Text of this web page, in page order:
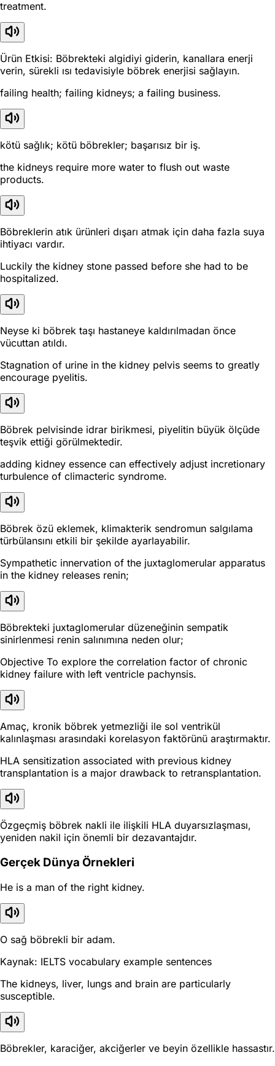
treatment.
Ürün Etkisi: Böbrekteki algidiyi giderin, kanallara enerji
verin, sürekli ısı tedavisiyle böbrek enerjisi sağlayın.
failing health; failing kidneys; a failing business.
kötü sağlık; kötü böbrekler; başarısız bir iş.
the kidneys require more water to flush out waste
products.
Böbreklerin atık ürünleri dışarı atmak için daha fazla suya
ihtiyacı vardır.
Luckily the kidney stone passed before she had to be
hospitalized.
Neyse ki böbrek taşı hastaneye kaldırılmadan önce
vücuttan atıldı.
Stagnation of urine in the kidney pelvis seems to greatly
encourage pyelitis.
Böbrek pelvisinde idrar birikmesi, piyelitin büyük ölçüde
teşvik ettiği görülmektedir.
adding kidney essence can effectively adjust incretionary
turbulence of climacteric syndrome.
Böbrek özü eklemek, klimakterik sendromun salgılama
türbülansını etkili bir şekilde ayarlayabilir.
Sympathetic innervation of the juxtaglomerular apparatus
in the kidney releases renin;
Böbrekteki juxtaglomerular düzeneğinin sempatik
sinirlenmesi renin salınımına neden olur;
Objective To explore the correlation factor of chronic
kidney failure with left ventricle pachynsis.
Amaç, kronik böbrek yetmezliği ile sol ventrikül
kalınlaşması arasındaki korelasyon faktörünü araştırmaktır.
HLA sensitization associated with previous kidney
transplantation is a major drawback to retransplantation.
Özgeçmiş böbrek nakli ile ilişkili HLA duyarsızlaşması,
yeniden nakil için önemli bir dezavantajdır.
Gerçek Dünya Örnekleri
He is a man of the right kidney.
O sağ böbrekli bir adam.
Kaynak: IELTS vocabulary example sentences
The kidneys, liver, lungs and brain are particularly
susceptible.
Böbrekler, karaciğer, akciğerler ve beyin özellikle hassastır.